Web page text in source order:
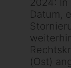
2024:
Datum,
(Ost)